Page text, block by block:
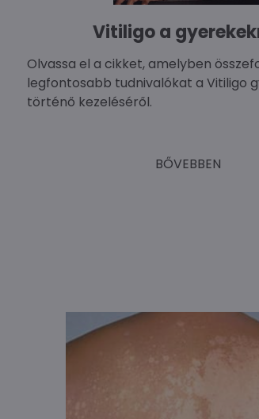
Vitiligo a
Olvassa el a cikket, amelyben
legfontosabb tudnivalókat a Vitiligo
történő kezeléséről.
BŐVEBBEN